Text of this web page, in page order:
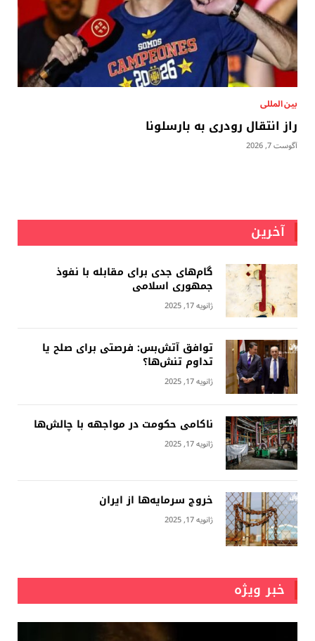
بين المللى
راز انتقال رودری به بارسلونا
آگوست 7, 2026
آخرین
گام‌های جدی برای مقابله با نفوذ
جمهوری اسلامى
ژانویه 17, 2025
توافق آتش‌بس: فرصتی برای صلح یا
تداوم تنش‌ها؟
ژانویه 17, 2025
ناکامی حکومت در مواجهه با چالش‌ها
ژانویه 17, 2025
خروج سرمایه‌ها از ایران
ژانویه 17, 2025
خبر ویژه